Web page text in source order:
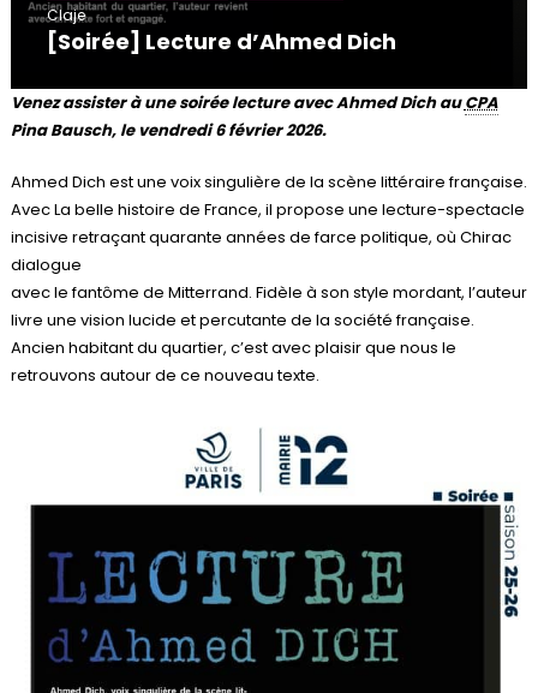
Claje
[Soirée] Lecture d’Ahmed Dich
Venez assister à une soirée lecture avec Ahmed Dich auCPA
Pina Bausch, le vendredi 6 février 2026.
Ahmed Dich est une voix singulière de la scène littéraire française.
Avec La belle histoire de France, il propose une lecture-spectacle
incisive retraçant quarante années de farce politique, où Chirac
dialogue
avec le fantôme de Mitterrand. Fidèle à son style mordant, l’auteur
livre une vision lucide et percutante de la société française.
Ancien habitant du quartier, c’est avec plaisir que nous le
retrouvons autour de ce nouveau texte.